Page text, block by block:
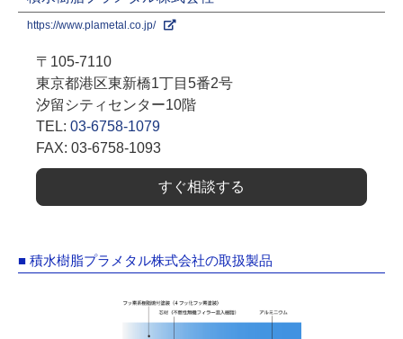
https://www.plametal.co.jp/
〒105-7110
東京都港区東新橋1丁目5番2号
汐留シティセンター10階
TEL: 03-6758-1079
FAX: 03-6758-1093
すぐ相談する
■ 積水樹脂プラメタル株式会社の取扱製品